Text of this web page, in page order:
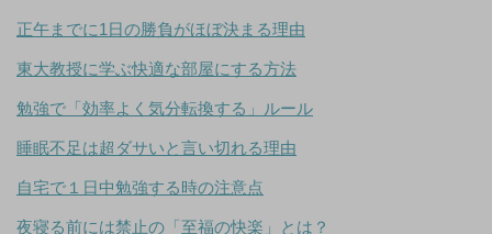
正午までに1日の勝負がほぼ決まる理由
東大教授に学ぶ快適な部屋にする方法
勉強で「効率よく気分転換する」ルール
睡眠不足は超ダサいと言い切れる理由
自宅で１日中勉強する時の注意点
夜寝る前には禁止の「至福の快楽」とは？